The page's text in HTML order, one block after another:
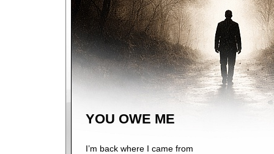
YOU OWE ME
I’m back where I came from